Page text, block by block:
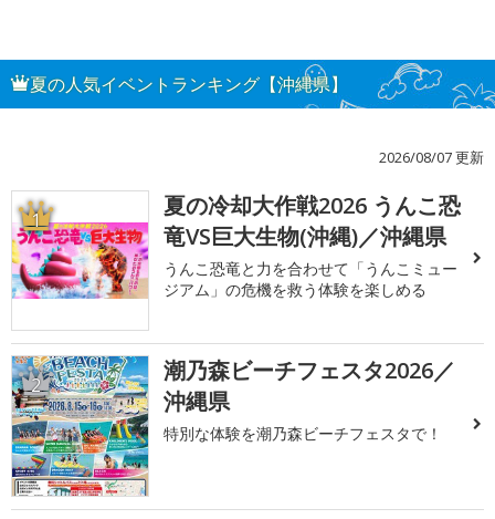
夏の人気イベントランキング【沖縄県】
2026/08/07 更新
1
夏の冷却大作戦2026 うんこ恐
竜VS巨大生物(沖縄)／沖縄県
うんこ恐竜と力を合わせて「うんこミュー
ジアム」の危機を救う体験を楽しめる
2
潮乃森ビーチフェスタ2026／
沖縄県
特別な体験を潮乃森ビーチフェスタで！